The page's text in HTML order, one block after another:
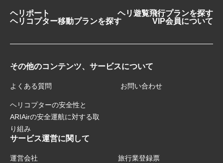
ヘリポート
ヘリ遊覧飛行プランを探す
ヘリコプター移動プランを探す
VIP会員について
その他のコンテンツ、サービスについて
よくある質問 お問い合わせ
ヘリコプターの安全性と
ARIAirの安全運航に対する取
り組み
サービス運営に関して
運営会社 旅行業登録票